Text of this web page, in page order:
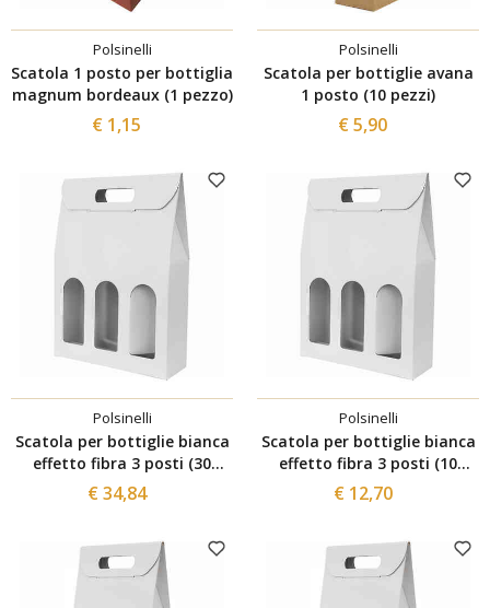
Polsinelli
Scatola 1 posto per bottiglia
magnum bordeaux (1 pezzo)
€ 1,15
Polsinelli
Scatola per bottiglie avana
1 posto (10 pezzi)
€ 5,90
Polsinelli
Scatola per bottiglie bianca
effetto fibra 3 posti (30
pezzi)
€ 34,84
Polsinelli
Scatola per bottiglie bianca
effetto fibra 3 posti (10
pezzi)
€ 12,70